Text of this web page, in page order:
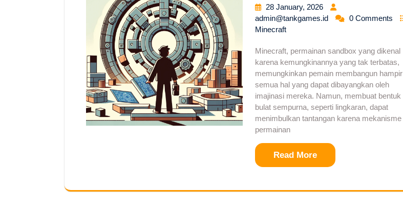
28 January, 2026
admin@tankgames.id
0 Comments
Minecraft
Minecraft, permainan sandbox yang dikenal
karena kemungkinannya yang tak terbatas,
memungkinkan pemain membangun hampir
semua hal yang dapat dibayangkan oleh
imajinasi mereka. Namun, membuat bentuk
bulat sempurna, seperti lingkaran, dapat
menimbulkan tantangan karena mekanisme
permainan
Read More